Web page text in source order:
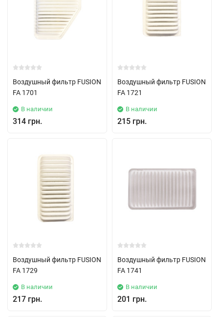
Воздушный фильтр FUSION
FA 1701
В наличии
314 грн.
Воздушный фильтр FUSION
FA 1721
В наличии
215 грн.
Воздушный фильтр FUSION
FA 1729
В наличии
217 грн.
Воздушный фильтр FUSION
FA 1741
В наличии
201 грн.